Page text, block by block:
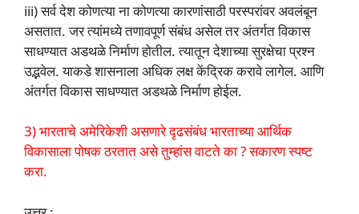
iii) सर्व देश कोणत्या ना कोणत्या कारणांसाठी परस्परांवर अवलंबून
असतात. जर त्यांमध्ये तणावपूर्ण संबंध असेल तर अंतर्गत विकास
साधण्यात अडथळे निर्माण होतील. त्यातून देशाच्या सुरक्षेचा प्रश्न
उद्भवेल. याकडे शासनाला अधिक लक्ष केंद्रिक करावे लागेल. आणि
अंतर्गत विकास साधण्यात अडथळे निर्माण होईल.
3) भारताचे अमेरिकेशी असणारे दृढसंबंध भारताच्या आर्थिक
विकासाला पोषक ठरतात असे तुम्हांस वाटते का ? सकारण स्पष्ट
करा.